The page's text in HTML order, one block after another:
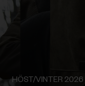
HÖST/VINTER 2026